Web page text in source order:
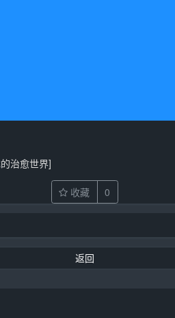
治愈世界]
收藏 0
返回